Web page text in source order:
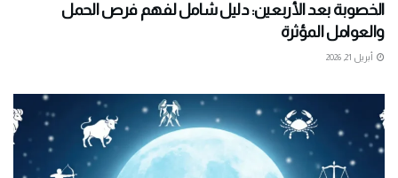
الخصوبة بعد الأربعين: دليل شامل لفهم فرص الحمل
والعوامل المؤثرة
أبريل 21, 2026